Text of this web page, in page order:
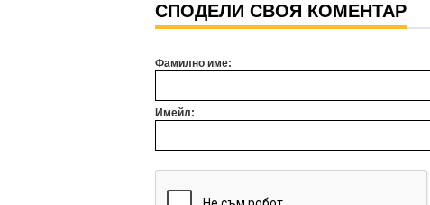
СПОДЕЛИ СВОЯ КОМЕНТАР
Фамилно име:
Имейл: